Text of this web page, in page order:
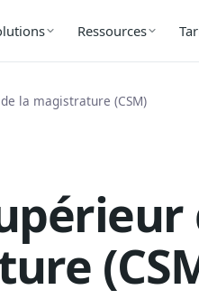
Ressources
la magistrature (CSM)